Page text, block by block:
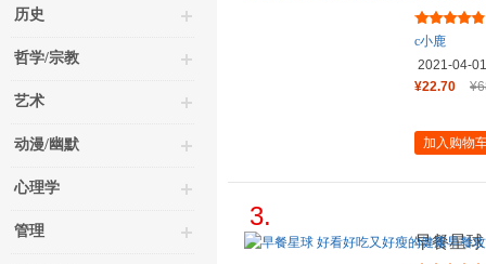
历史
哲学/宗教
艺术
动漫/幽默
心理学
管理
送）
c小鹿
2021-04-01
¥22.70
加入购物
3.
早餐星